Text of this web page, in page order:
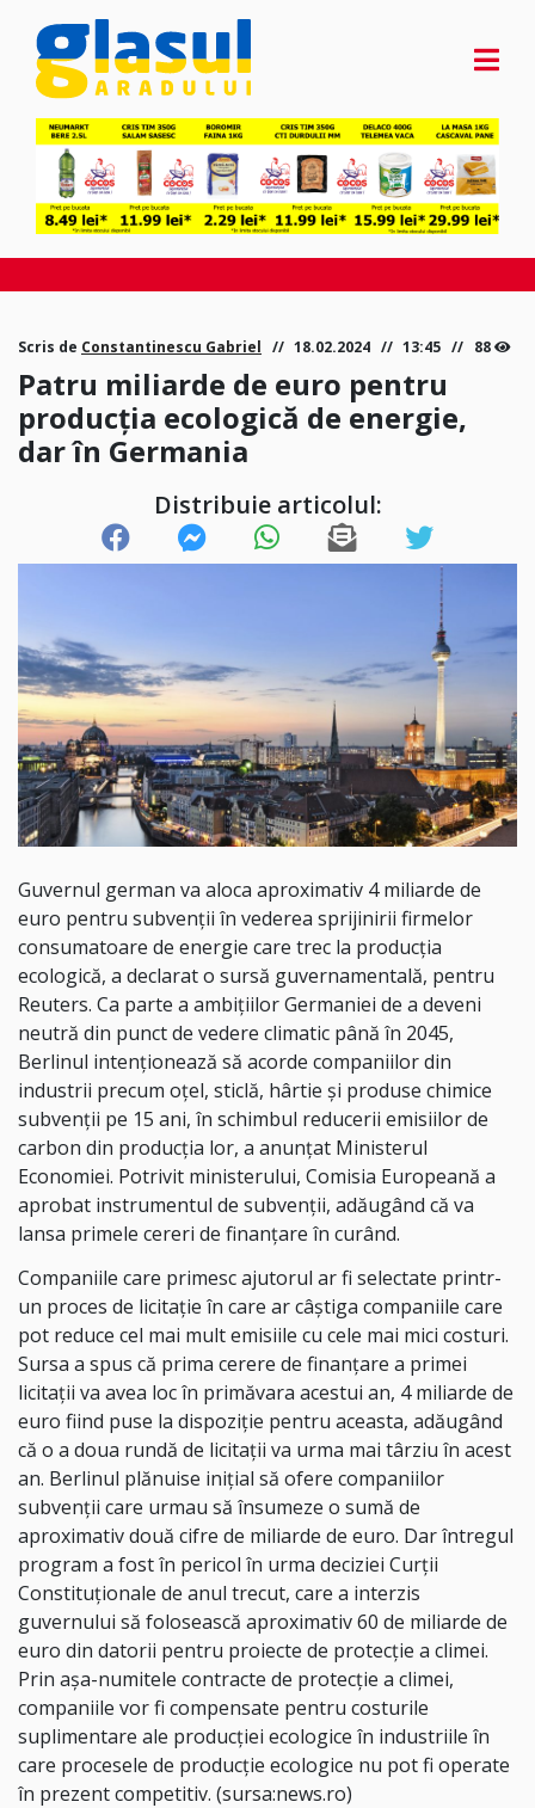
Scris de Constantinescu Gabriel 18.02.2024 13:45 88
Patru miliarde de euro pentru
producția ecologică de energie,
dar în Germania
Distribuie articolul:
Guvernul german va aloca aproximativ 4 miliarde de
euro pentru subvenţii în vederea sprijinirii firmelor
consumatoare de energie care trec la producţia
ecologică, a declarat o sursă guvernamentală, pentru
Reuters. Ca parte a ambiţiilor Germaniei de a deveni
neutră din punct de vedere climatic până în 2045,
Berlinul intenţionează să acorde companiilor din
industrii precum oţel, sticlă, hârtie şi produse chimice
subvenţii pe 15 ani, în schimbul reducerii emisiilor de
carbon din producţia lor, a anunţat Ministerul
Economiei. Potrivit ministerului, Comisia Europeană a
aprobat instrumentul de subvenţii, adăugând că va
lansa primele cereri de finanţare în curând.
Companiile care primesc ajutorul ar fi selectate printr-
un proces de licitaţie în care ar câştiga companiile care
pot reduce cel mai mult emisiile cu cele mai mici costuri.
Sursa a spus că prima cerere de finanţare a primei
licitaţii va avea loc în primăvara acestui an, 4 miliarde de
euro fiind puse la dispoziţie pentru aceasta, adăugând
că o a doua rundă de licitaţii va urma mai târziu în acest
an. Berlinul plănuise iniţial să ofere companiilor
subvenţii care urmau să însumeze o sumă de
aproximativ două cifre de miliarde de euro. Dar întregul
program a fost în pericol în urma deciziei Curţii
Constituţionale de anul trecut, care a interzis
guvernului să folosească aproximativ 60 de miliarde de
euro din datorii pentru proiecte de protecţie a climei.
Prin aşa-numitele contracte de protecţie a climei,
companiile vor fi compensate pentru costurile
suplimentare ale producţiei ecologice în industriile în
care procesele de producţie ecologice nu pot fi operate
în prezent competitiv. (sursa:news.ro)